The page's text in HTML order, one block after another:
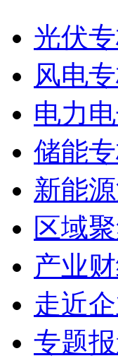
光伏
风电
电力
储能
新能
区域
产业
走近
专题